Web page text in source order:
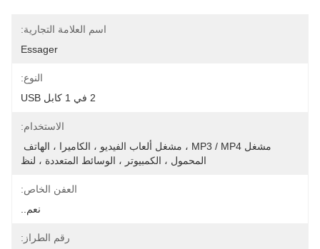
اسم العلامة التجارية:
Essager
النوع:
2 في 1 كابل USB
الاستخدام:
المحمول ، الكمبيوتر ، الوسائط المتعددة ، لنظ
العفن الخاص:
نعم..
رقم الطراز: